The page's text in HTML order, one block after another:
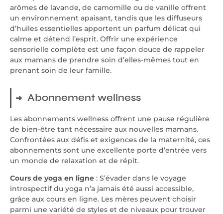
arômes de lavande, de camomille ou de vanille offrent
un environnement apaisant, tandis que les diffuseurs
d’huiles essentielles apportent un parfum délicat qui
calme et détend l’esprit. Offrir une expérience
sensorielle complète est une façon douce de rappeler
aux mamans de prendre soin d’elles-mêmes tout en
prenant soin de leur famille.
Abonnement wellness
Les abonnements wellness offrent une pause régulière
de bien-être tant nécessaire aux nouvelles mamans.
Confrontées aux défis et exigences de la maternité, ces
abonnements sont une excellente porte d’entrée vers
un monde de relaxation et de répit.
Cours de yoga en ligne : S’évader dans le voyage
introspectif du yoga n’a jamais été aussi accessible,
grâce aux cours en ligne. Les mères peuvent choisir
parmi une variété de styles et de niveaux pour trouver